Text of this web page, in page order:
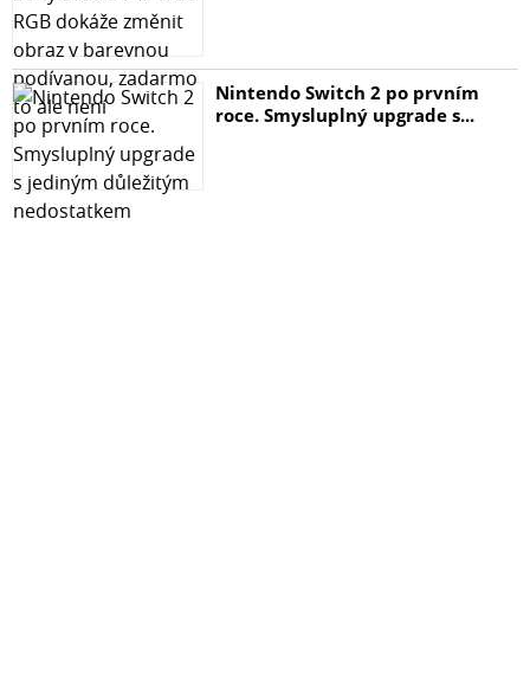
Nintendo Switch 2 po prvním
roce. Smysluplný upgrade s...